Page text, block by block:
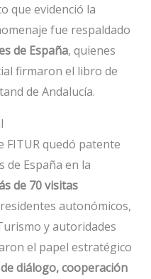
que evidenció la
fue respaldado
de España, quienes
firmaron el libro de
de Andalucía.
FITUR quedó patente
de España en la
de 70 visitas
autonómicos,
y autoridades
el papel estratégico
diálogo, cooperación